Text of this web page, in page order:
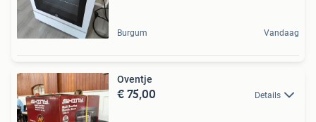
Burgum Vandaag
Oventje
€ 75,00 Details